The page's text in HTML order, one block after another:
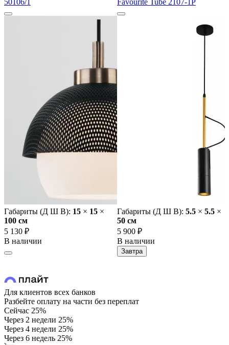
Габариты (Д Ш В): 15 × 15 ×
100 cм
5 130 ₽
В наличии
Габариты (Д Ш В): 5.5 × 5.5 ×
50 cм
5 900 ₽
В наличии
Завтра
Для клиентов всех банков
Разбейте оплату на части без переплат
Сейчас 25%
Через 2 недели 25%
Через 4 недели 25%
Через 6 недель 25%